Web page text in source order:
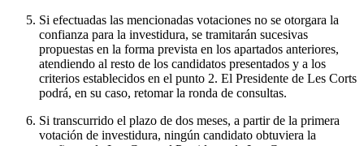
Si efectuadas las mencionadas votaciones no se otorgara la
confianza para la investidura, se tramitarán sucesivas
propuestas en la forma prevista en los apartados anteriores,
atendiendo al resto de los candidatos presentados y a los
criterios establecidos en el punto 2. El Presidente de Les Corts
podrá, en su caso, retomar la ronda de consultas.
Si transcurrido el plazo de dos meses, a partir de la primera
votación de investidura, ningún candidato obtuviera la